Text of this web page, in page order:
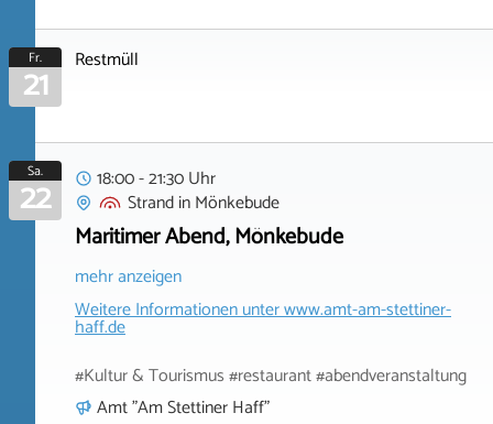
Fr.
21 Restmüll
Sa.
22
18:00 - 21:30 Uhr
StrandinMönkebude
Maritimer Abend, Mönkebude
mehr anzeigen
Weitere Informationen unterwww.amt-am-stettiner-
haff.de
#Kultur & Tourismus #restaurant #abendveranstaltung
Amt "Am Stettiner Haff"